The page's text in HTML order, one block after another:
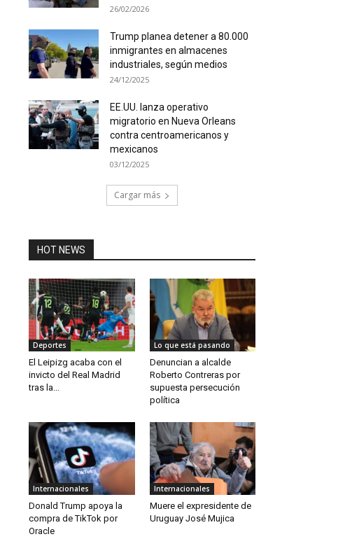
26/02/2026
Trump planea detener a 80.000
inmigrantes en almacenes
industriales, según medios
24/12/2025
EE.UU. lanza operativo
migratorio en Nueva Orleans
contra centroamericanos y
mexicanos
03/12/2025
Cargar más
HOT NEWS
Deportes
El Leipizg acaba con el
invicto del Real Madrid
tras la...
Lo que está pasando
Denuncian a alcalde
Roberto Contreras por
supuesta persecución
política
Internacionales
Donald Trump apoya la
compra de TikTok por
Oracle
Internacionales
Muere el expresidente de
Uruguay José Mujica